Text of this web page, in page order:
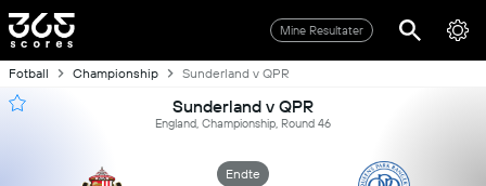
Mine Resultater
Fotball Championship Sunderland v QPR
Sunderland v QPR
England, Championship, Round 46
Endte